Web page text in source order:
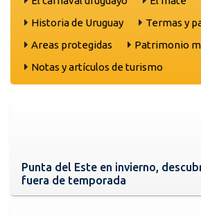
Historia de Uruguay
Termas y
Areas protegidas
Patrimonio
Notas y artículos de turismo
Punta del Este en invierno,
fuera de temporada